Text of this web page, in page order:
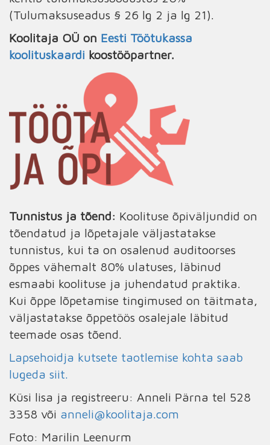
(Tulumaksuseadus § 26 lg 2 ja lg 21).
Koolitaja OÜ on Eesti Töötukassa
koolituskaardi koostööpartner.
Tunnistus ja tõend: Koolituse õpiväljundid on
tõendatud ja lõpetajale väljastatakse
tunnistus, kui ta on osalenud auditoorses
õppes vähemalt 80% ulatuses, läbinud
esmaabi koolituse ja juhendatud praktika.
Kui õppe lõpetamise tingimused on täitmata,
väljastatakse õppetöös osalejale läbitud
teemade osas tõend.
Lapsehoidja kutsete taotlemise kohta saab
lugeda siit.
Küsi lisa ja registreeru: Anneli Pärna tel 528
3358 või anneli@koolitaja.com
Foto: Marilin Leenurm